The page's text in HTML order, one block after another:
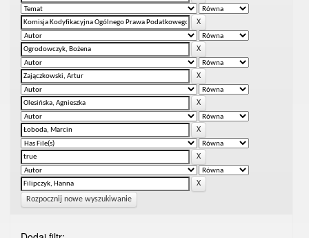
Rozpocznij nowe wyszukiwanie